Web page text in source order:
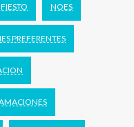
NOES
PREFERENTES